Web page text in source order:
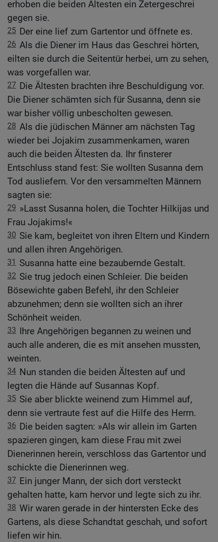
erhoben die beiden Ältesten ein Zetergeschrei
gegen sie.
25 Der eine lief zum Gartentor und öffnete es.
26 Als die Diener im Haus das Geschrei hörten,
eilten sie durch die Seitentür herbei, um zu sehen,
was vorgefallen war.
27 Die Ältesten brachten ihre Beschuldigung vor.
Die Diener schämten sich für Susanna, denn sie
war bisher völlig unbescholten gewesen.
28 Als die jüdischen Männer am nächsten Tag
wieder bei Jojakim zusammenkamen, waren
auch die beiden Ältesten da. Ihr finsterer
Entschluss stand fest: Sie wollten Susanna dem
Tod ausliefern. Vor den versammelten Männern
sagten sie:
29 »Lasst Susanna holen, die Tochter Hilkijas und
Frau Jojakims!«
30 Sie kam, begleitet von ihren Eltern und Kindern
und allen ihren Angehörigen.
31 Susanna hatte eine bezaubernde Gestalt.
32 Sie trug jedoch einen Schleier. Die beiden
Bösewichte gaben Befehl, ihr den Schleier
abzunehmen; denn sie wollten sich an ihrer
Schönheit weiden.
33 Ihre Angehörigen begannen zu weinen und
auch alle anderen, die es mit ansehen mussten,
weinten.
34 Nun standen die beiden Ältesten auf und
legten die Hände auf Susannas Kopf.
35 Sie aber blickte weinend zum Himmel auf,
denn sie vertraute fest auf die Hilfe des Herrn.
36 Die beiden sagten: »Als wir allein im Garten
spazieren gingen, kam diese Frau mit zwei
Dienerinnen herein, verschloss das Gartentor und
schickte die Dienerinnen weg.
37 Ein junger Mann, der sich dort versteckt
gehalten hatte, kam hervor und legte sich zu ihr.
38 Wir waren gerade in der hintersten Ecke des
Gartens, als diese Schandtat geschah, und sofort
liefen wir hin.